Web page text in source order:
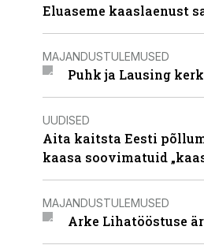
Eluaseme kaaslaenust
MAJANDUSTULEMUSED
Puhk ja Lausing
UUDISED
Aita kaitsta Eesti
kaasa soovimatuid
MAJANDUSTULEMUSED
Arke Lihatööstuse